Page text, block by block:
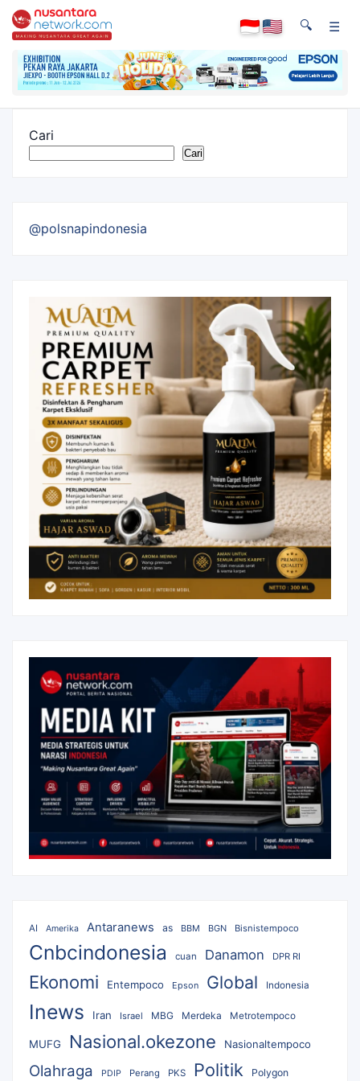
🔍 ☰
Cari
Cari
@polsnapindonesia
AI Amerika Antaranews as BBM BGN Bisnistempoco
Cnbcindonesia cuan Danamon DPR RI
Ekonomi Entempoco Epson Global Indonesia
Inews Iran Israel MBG Merdeka Metrotempoco
MUFG Nasional.okezone Nasionaltempoco
Olahraga PDIP Perang PKS Politik Polygon